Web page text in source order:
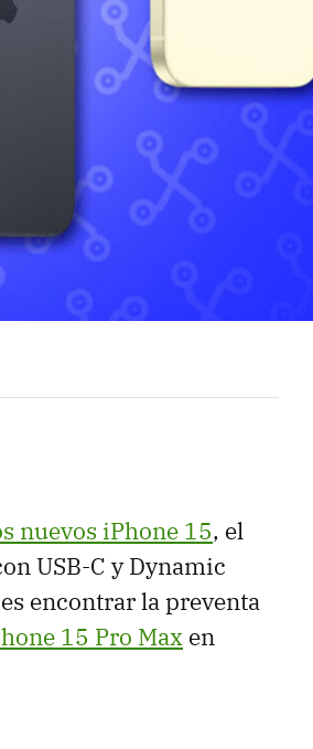
nuevos iPhone 15, el
USB-C y Dynamic
encontrar la preventa
15 Pro Max en